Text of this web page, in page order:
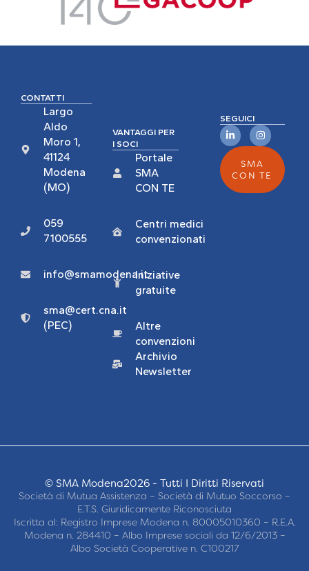
CONTATTI
Largo
Aldo
Moro 1,
41124
Modena
(MO)
059
7100555
info@smamodena.it
sma@cert.cna.it
(PEC)
VANTAGGI PER
I SOCI
Portale
SMA
CON TE
Centri medici
convenzionati
Iniziative
gratuite
Altre
convenzioni
Archivio
Newsletter
SEGUICI
SMA
CON TE
© SMA Modena2026 - Tutti I Diritti Riservati
Società di Mutua Assistenza – Società di Mutuo Soccorso –
E.T.S. Giuridicamente Riconosciuta
Iscritta al: Registro Imprese Modena n. 80005010360 – R.E.A.
Modena n. 284410 – Albo Imprese sociali da 12/6/2013 –
Albo Società Cooperative n. C100217